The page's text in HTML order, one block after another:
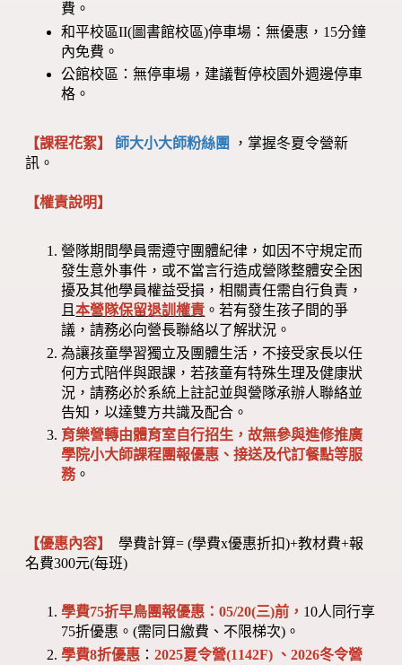
費。
和平校區II(圖書館校區)停車場：無優惠，15分鐘
內免費。
公館校區：無停車場，建議暫停校園外週邊停車
格。
【課程花絮】 師大小大師粉絲團
，掌握冬夏令營新
訊。
【權責說明】
營隊期間學員需遵守團體紀律，如因不守規定而
發生意外事件，或不當言行造成營隊整體安全困
擾及其他學員權益受損，相關責任需自行負責，
且本營隊保留退訓權責 。若有發生孩子間的爭
議，請務必向營長聯絡以了解狀況。
為讓孩童學習獨立及團體生活，不接受家長以任
何方式陪伴與跟課，若孩童有特殊生理及健康狀
況，請務必於系統上註記並與營隊承辦人聯絡並
告知，以達雙方共識及配合。
育樂營轉由體育室自行招生，故無參與進修推廣
學院小大師課程團報優惠、接送及代訂餐點等服
務。
【優惠內容】
學費計算= (學費x優惠折扣)+教材費+報
名費300元(每班)
學費75折早鳥團報優惠：05/20(三)前， 10人同行享
75折優惠。(需同日繳費、不限梯次)。
學費8折優惠 ：2025夏令營(1142F) 、2026冬令營